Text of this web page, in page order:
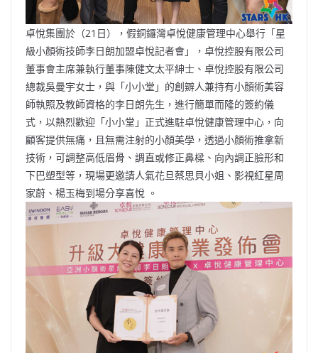
卓悅集團於（21日），假銅鑼灣卓悅健康管理中心舉行「星
級小顏術技師李日朗加盟卓悅記者會」，卓悅控股有限公司
董事會主席兼執行董事陳健文太平紳士、卓悅控股有限公司
總裁吳曼宇女士，與「小小堂」的創辧人兼持有小顏術美容
師執照及教師資格的李日朗先生，進行簡單而隆的簽約儀
式，以熱烈歡迎「小小堂」正式進駐卓悅健康管理中心，向
顧客提供無痛，且無需注射的小顏美學，透過小顏術推拿新
技術，可調整高低眉骨、調直或修正鼻樑、向內調正臉形和
下巴塑型等，現場更邀請人氣花旦蔡思貝小姐、影視紅星周
家蔚、楊玉梅到場分享喜悅 。